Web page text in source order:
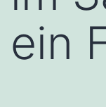
ein